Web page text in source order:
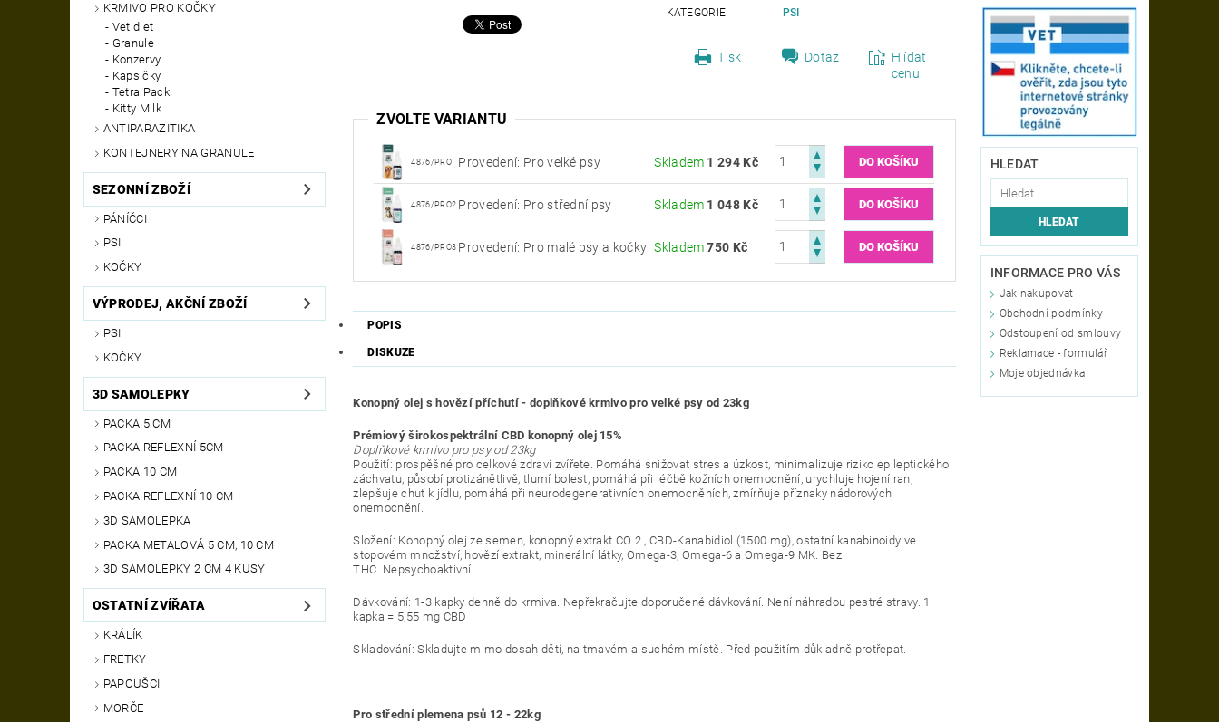
KRMIVO PRO KOČKY
Vet diet
Granule
Konzervy
Kapsičky
Tetra Pack
Kitty Milk
ANTIPARAZITIKA
KONTEJNERY NA GRANULE
SEZONNÍ ZBOŽÍ
PÁNÍČCI
PSI
KOČKY
VÝPRODEJ, AKČNÍ ZBOŽÍ
PSI
KOČKY
3D SAMOLEPKY
PACKA 5 CM
PACKA REFLEXNÍ 5CM
PACKA 10 CM
PACKA REFLEXNÍ 10 CM
3D SAMOLEPKA
PACKA METALOVÁ 5 CM, 10 CM
3D SAMOLEPKY 2 CM 4 KUSY
OSTATNÍ ZVÍŘATA
KRÁLÍK
FRETKY
PAPOUŠCI
MORČE
KATEGORIE PSI
Tisk Dotaz
Hlídat
cenu
ZVOLTE VARIANTU
4876/PRO Provedení: Pro velké psy Skladem 1 294 Kč
4876/PRO2 Provedení: Pro střední psy Skladem 1 048 Kč
4876/PRO3 Provedení: Pro malé psy a kočky Skladem 750 Kč
POPIS
DISKUZE
Konopný olej s hovězí příchutí - doplňkové krmivo pro velké psy od 23kg
Prémiový širokospektrální CBD konopný olej 15%
Doplňkové krmivo pro psy od 23kg
Použití: prospěšné pro celkové zdraví zvířete. Pomáhá snižovat stres a úzkost, minimalizuje riziko epileptického
záchvatu, působí protizánětlivě, tlumí bolest, pomáhá při léčbě kožních onemocnění, urychluje hojení ran,
zlepšuje chuť k jídlu, pomáhá při neurodegenerativních onemocněních, zmírňuje příznaky nádorových
onemocnění.
Složení: Konopný olej ze semen, konopný extrakt CO 2 , CBD-Kanabidiol (1500 mg), ostatní kanabinoidy ve
stopovém množství, hovězí extrakt, minerální látky, Omega-3, Omega-6 a Omega-9 MK. Bez
THC. Nepsychoaktivní.
Dávkování: 1-3 kapky denně do krmiva. Nepřekračujte doporučené dávkování. Není náhradou pestré stravy. 1
kapka = 5,55 mg CBD
Skladování: Skladujte mimo dosah dětí, na tmavém a suchém místě. Před použitím důkladně protřepat.
Pro střední plemena psů 12 - 22kg
HLEDAT
INFORMACE PRO VÁS
Jak nakupovat
Obchodní podmínky
Odstoupení od smlouvy
Reklamace - formulář
Moje objednávka